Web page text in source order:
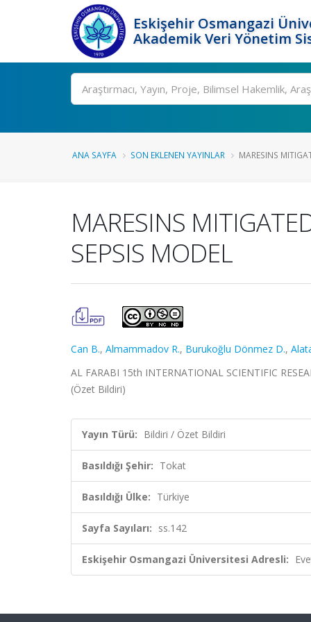
Eskişehir Osmangazi
Akademik Veri Yönetim
Ara
ANA SAYFA SON EKLENEN YAYINLAR MARESINS
MARESINS
SEPSIS MODEL
Can B., Almammadov R., Burukoğlu Dönmez D.,
AL FARABI 15th INTERNATIONAL SCIENTIFIC
(Özet Bildiri)
Yayın Türü: Bildiri / Özet Bildiri
Basıldığı Şehir: Tokat
Basıldığı Ülke: Türkiye
Sayfa Sayıları: ss.142
Eskişehir Osmangazi Üniversitesi Adresli: